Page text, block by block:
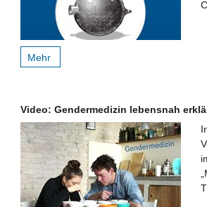
Mehr
Video: Gendermedizin lebensnah